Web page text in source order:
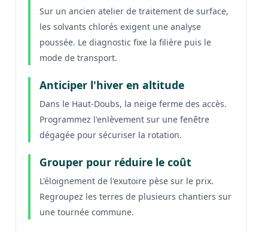
Sur un ancien atelier de traitement de surface,
les solvants chlorés exigent une analyse
poussée. Le diagnostic fixe la filière puis le
mode de transport.
Anticiper l'hiver en altitude
Dans le Haut-Doubs, la neige ferme des accès.
Programmez l'enlèvement sur une fenêtre
dégagée pour sécuriser la rotation.
Grouper pour réduire le coût
L'éloignement de l'exutoire pèse sur le prix.
Regroupez les terres de plusieurs chantiers sur
une tournée commune.